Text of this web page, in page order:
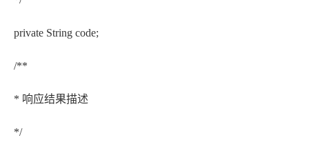
private String code;
/**
* 响应结果描述
*/